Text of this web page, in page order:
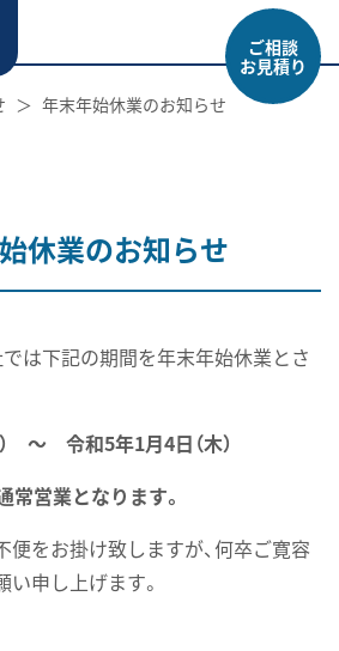
ご相談
お見積り
年末年始休業のお知らせ
休業のお知らせ
は下記の期間を年末年始休業とさ
～ 令和5年1月4日（木）
常営業となります。
をお掛け致しますが、何卒ご寛容
申し上げます。